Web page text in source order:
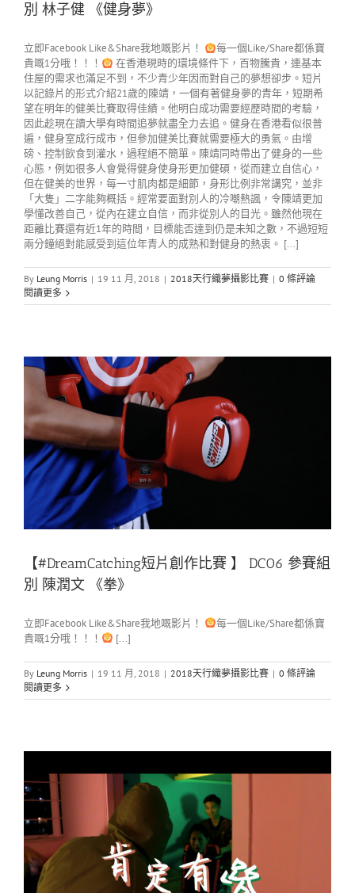
別 林子健 《健身夢》
立即Facebook Like&Share我地嘅影片！
每一個Like/Share都係寶
貴嘅1分哦！！！
在香港現時的環境條件下，百物騰貴，連基本
住屋的需求也滿足不到，不少青少年因而對自己的夢想卻步。短片
以記錄片的形式介紹21歲的陳靖，一個有著健身夢的青年，短期希
望在明年的健美比賽取得佳績。他明白成功需要經歷時間的考驗，
因此趁現在讀大學有時間追夢就盡全力去追。健身在香港看似很普
遍，健身室成行成市，但參加健美比賽就需要極大的勇氣。由增
磅、控制飲食到灌水，過程絕不簡單。陳靖同時帶出了健身的一些
心態，例如很多人會覺得健身使身形更加健碩，從而建立自信心，
但在健美的世界，每一寸肌肉都是細節，身形比例非常講究，並非
「大隻」二字能夠概括。經常要面對別人的冷嘲熱諷，令陳靖更加
學懂改善自己，從內在建立自信，而非從別人的目光。雖然他現在
距離比賽還有近1年的時間，目標能否達到仍是未知之數，不過短短
兩分鐘絕對能感受到這位年青人的成熟和對健身的熱衷。 [...]
By Leung Morris | 19 11 月, 2018 | 2018天行織夢攝影比賽 | 0 條評論
閱讀更多
【#DreamCatching短片創作比賽 】 DC06 參賽組
別 陳潤文 《拳》
立即Facebook Like&Share我地嘅影片！
每一個Like/Share都係寶
貴嘅1分哦！！！
[...]
By Leung Morris | 19 11 月, 2018 | 2018天行織夢攝影比賽 | 0 條評論
閱讀更多